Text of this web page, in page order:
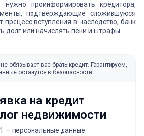
нужно проинформировать кредитора,
подтверждающие сложившуюся
процесс вступления в наследство, банк
долг или начислять пени и штрафы.
обязывает вас брать кредит. Гарантируем,
останутся в безопасности
на кредит
недвижимости
— персональные данные